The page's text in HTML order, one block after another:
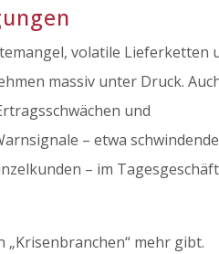
volatile Lieferketten
massiv unter Druck.
und
– etwa schwindende
– im Tagesgeschäft
mehr gibt.